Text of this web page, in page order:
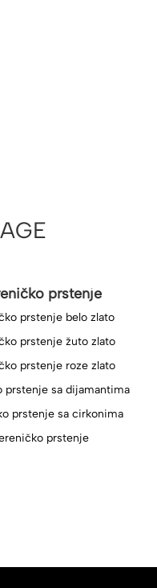
prstenje
prstenje belo zlato
prstenje žuto zlato
prstenje roze zlato
prstenje sa dijamantima
prstenje sa cirkonima
prstenje